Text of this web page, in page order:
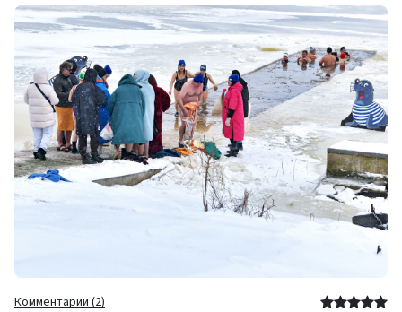
Комментарии (2)